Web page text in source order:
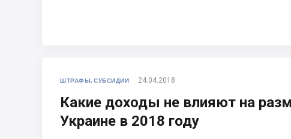
ШТРАФЫ, СУБСИДИИ 24.04.2018
Какие доходы не влияют на
Украине в 2018 году